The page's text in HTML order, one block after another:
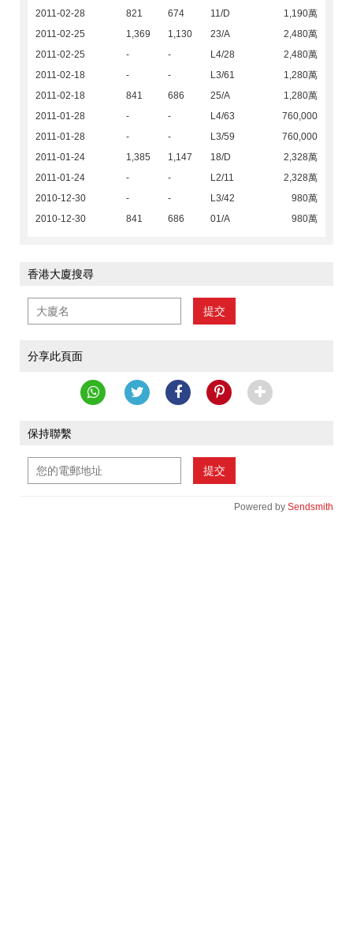
2011-02-28
821 674 11/D
1,190萬
2011-02-25
1,369 1,130 23/A
2,480萬
2011-02-25
- - L4/28
2,480萬
2011-02-18
- - L3/61
1,280萬
2011-02-18
841 686 25/A
1,280萬
2011-01-28
- - L4/63
760,000
2011-01-28
- - L3/59
760,000
2011-01-24
1,385 1,147 18/D
2,328萬
2011-01-24
- - L2/11
2,328萬
2010-12-30
- - L3/42
980萬
2010-12-30
841 686 01/A 980萬
香港大廈搜尋
提交
分享此頁面
保持聯繫
提交
Powered by Sendsmith